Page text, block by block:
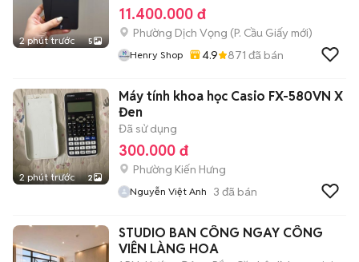
2 phút trước 5
11.400.000 đ
Phường Dịch Vọng (P. Cầu Giấy mới)
Henry Shop 4.9 871 đã bán
2 phút trước 2
Máy tính khoa học Casio FX-580VN X
Đen
Đã sử dụng
300.000 đ
Phường Kiến Hưng
Nguyễn Việt Anh 3 đã bán
STUDIO BAN CÔNG NGAY CÔNG
VIÊN LÀNG HOA